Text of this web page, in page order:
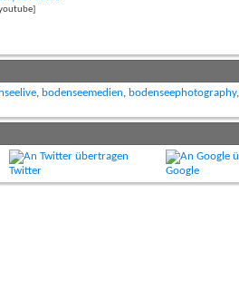
, bodenseemedien, bodenseephotography
Twitter Google